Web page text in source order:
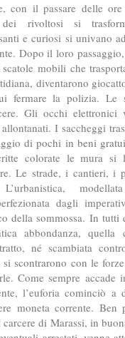
con il passare delle
rivoltosi si
e curiosi si univano
Dopo il loro
mobili che
diventarono
fermare la polizia. Le
Gli occhi elettronici
I saccheggi
di pochi in beni
colorate le mura si
Le strade, i cantieri, i
dagli
della sommossa. In
abbondanza,
né scambiata
scontrarono con le
Come sempre
l’euforia cominciò
moneta corrente. Ben
di Marassi, in